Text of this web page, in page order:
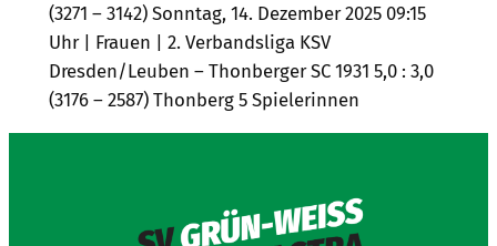
(3271 – 3142) Sonntag, 14. Dezember 2025 09:15
Uhr | Frauen | 2. Verbandsliga KSV
Dresden/Leuben – Thonberger SC 1931 5,0 : 3,0
(3176 – 2587) Thonberg 5 Spielerinnen